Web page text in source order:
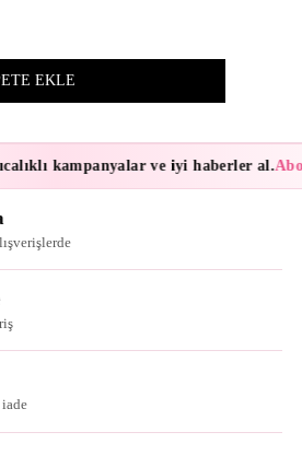
kampanyalar ve iyi haberler al.